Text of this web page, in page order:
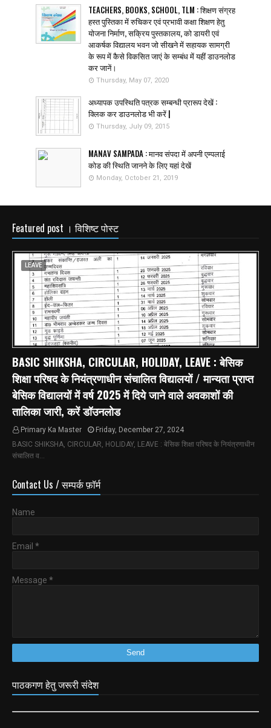
TEACHERS, BOOKS, SCHOOL, TLM : शिक्षण संग्रह
हस्त पुस्तिका में रुचिकर एवं प्रभावी कक्षा शिक्षण हेतु
योजना निर्माण, सक्रिय पुस्तकालय, को डायरी एवं
आकर्षक विद्यालय भवन जो सीखने में सहायक सामग्री
के रूप में कैसे विकसित जाएं के सम्बंध में यहीं डाउनलोड
कर जानें।
Thursday, May 07, 2020
अध्यापक उपस्थिति पत्रक सम्बन्धी प्रारूप देखें :
क्लिक कर डाउनलोड भी करें |
Thursday, July 09, 2015
MANAV SAMPADA : मानव संपदा में अपनी एम्पलाई
कोड की स्थिति जानने के लिए यहां देखें
Monday, October 21, 2019
Featured post । विशिष्ट पोस्ट
LEAVE
BASIC SHIKSHA, CIRCULAR, HOLIDAY, LEAVE : बेसिक
शिक्षा परिषद के नियंत्रणाधीन संचालित विद्यालयों / मान्यता प्राप्त
बेसिक विद्यालयों में वर्ष 2025 में दिये जाने वाले अवकाशों की
तालिका जारी, करें डॉउनलोड
Primary Ka Master
Friday, December 27, 2024
BASIC SHIKSHA, CIRCULAR, HOLIDAY, LEAVE : बेसिक शिक्षा परिषद के नियंत्रणाधीन
संचालित व…
Contact Us / सम्पर्क फ़ॉर्म
Name
Email *
Message *
पाठकगण हेतु जरूरी संदेश